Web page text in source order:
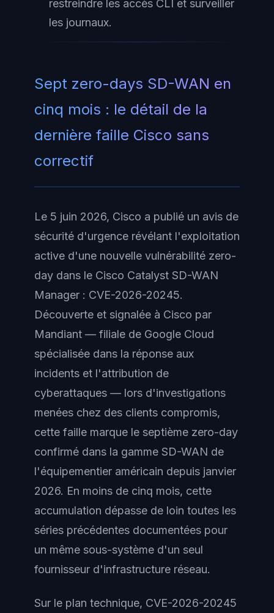
restreindre les accès CLI et surveiller
les journaux.
Sept zero-days SD-WAN en
cinq mois : le détail de la
dernière faille Cisco sans
correctif
Le 5 juin 2026, Cisco a publié un avis de
sécurité d'urgence révélant l'exploitation
active d'une nouvelle vulnérabilité zero-
day dans le Cisco Catalyst SD-WAN
Manager : CVE-2026-20245.
Découverte et signalée à Cisco par
Mandiant — filiale de Google Cloud
spécialisée dans la réponse aux
incidents et l'attribution de
cyberattaques — lors d'investigations
menées chez des clients compromis,
cette faille marque le septième zero-day
confirmé dans la gamme SD-WAN de
l'équipementier américain depuis janvier
2026. En moins de cinq mois, cette
accumulation dépasse de loin toutes les
séries précédentes documentées pour
un même sous-système d'un seul
fournisseur d'infrastructure réseau.
Sur le plan technique, CVE-2026-20245